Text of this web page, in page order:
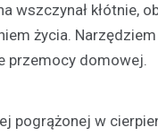
wszczynał kłótnie,
życia.
przemocy domowej.
pogrążonej w